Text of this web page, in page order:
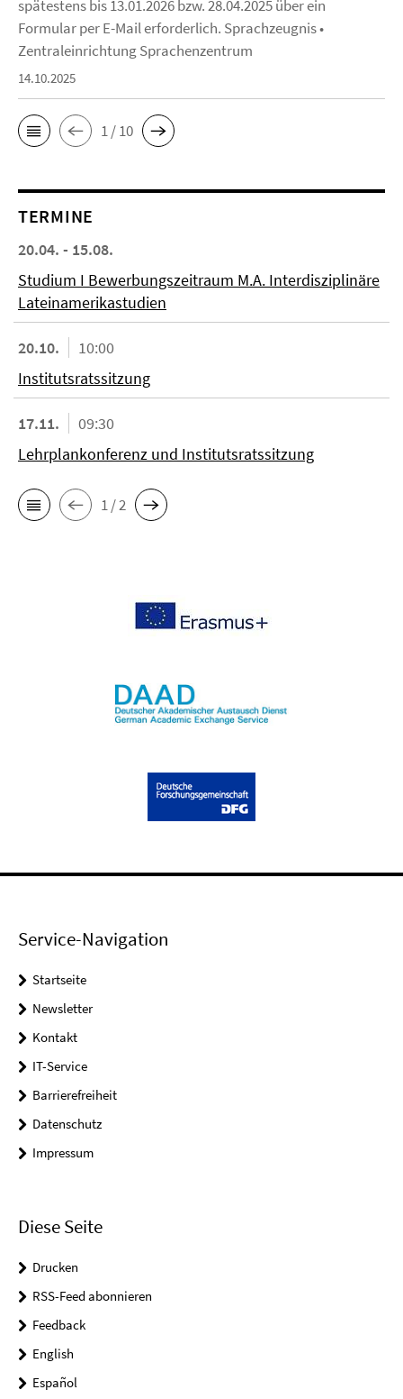
spätestens bis 13.01.2026 bzw. 28.04.2025 über ein
Formular per E-Mail erforderlich. Sprachzeugnis •
Zentraleinrichtung Sprachenzentrum
14.10.2025
1 / 10
TERMINE
20.04. - 15.08.
Studium I Bewerbungszeitraum M.A. Interdisziplinäre
Lateinamerikastudien
20.10.
10:00
Institutsratssitzung
17.11.
09:30
Lehrplankonferenz und Institutsratssitzung
1 / 2
Service-Navigation
Startseite
Newsletter
Kontakt
IT-Service
Barrierefreiheit
Datenschutz
Impressum
Diese Seite
Drucken
RSS-Feed abonnieren
Feedback
English
Español